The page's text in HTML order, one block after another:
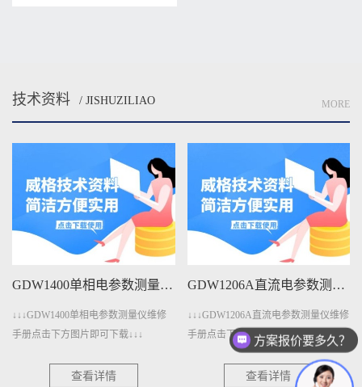
技术资料 / JISHUZILIAO MORE
GDW1206A直流电参数测量仪维修手册下载
↓↓↓GDW1206A直流电参数测量仪维修
手册点击下方图片即可下载↓↓↓
查看详情
GDW401A变压器测量仪维修手册下载
↓↓↓GDW401A变压器测量仪维修手册
点击下方图片即可下载↓↓↓
查看详情
方案报价要多久？